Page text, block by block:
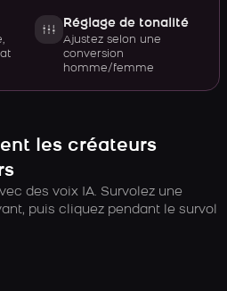
Réglage de tonalité
Ajustez selon une
conversion
homme/femme
les créateurs
des voix IA. Survolez une
puis cliquez pendant le survol